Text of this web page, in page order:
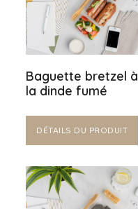
Baguette bretzel à
la dinde fumé
DÉTAILS DU PRODUIT